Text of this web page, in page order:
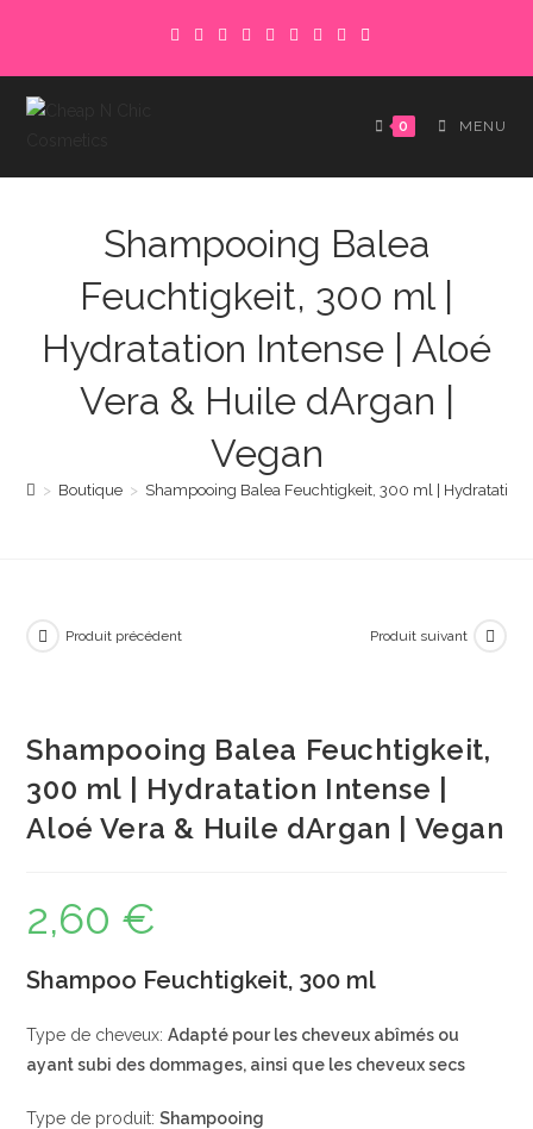
content
0 MENU
Shampooing Balea
Feuchtigkeit, 300 ml |
Hydratation Intense | Aloé
Vera & Huile dArgan |
Vegan
> Boutique > Shampooing Balea Feuchtigkeit, 300 ml | Hydratation
Produit précédent Produit suivant
Shampooing Balea Feuchtigkeit,
300 ml | Hydratation Intense |
Aloé Vera & Huile dArgan | Vegan
2,60 €
Shampoo Feuchtigkeit, 300 ml
Type de cheveux:Adapté pour les cheveux abîmés ou
ayant subi des dommages, ainsi que les cheveux secs
Type de produit:Shampooing